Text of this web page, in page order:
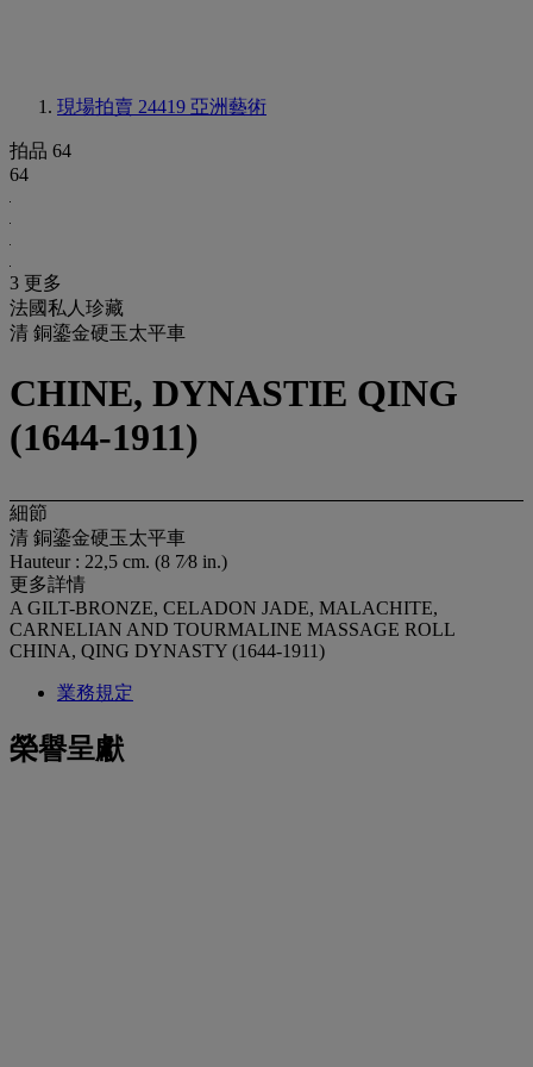
現場拍賣 24419 亞洲藝術
拍品 64
64
3 更多
法國私人珍藏
清 銅鎏金硬玉太平車
CHINE, DYNASTIE QING
(1644-1911)
細節
清 銅鎏金硬玉太平車
Hauteur : 22,5 cm. (8 7⁄8 in.)
更多詳情
A GILT-BRONZE, CELADON JADE, MALACHITE,
CARNELIAN AND TOURMALINE MASSAGE ROLL
CHINA, QING DYNASTY (1644-1911)
業務規定
榮譽呈獻